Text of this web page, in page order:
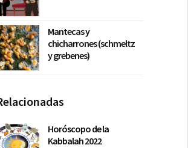
Mantecas y
chicharrones (schmeltz
y grebenes)
Horóscopo de la
Kabbalah 2022